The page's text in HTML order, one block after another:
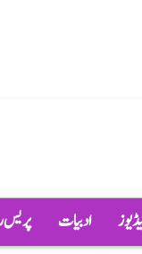
ادبیات پریس